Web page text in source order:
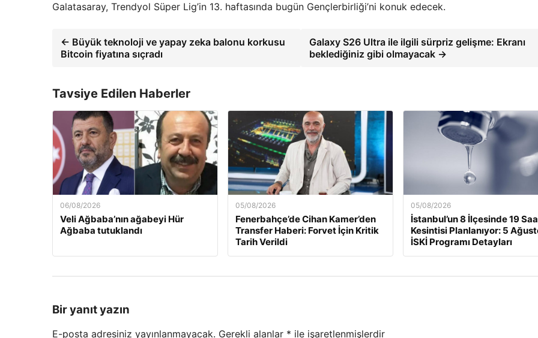
Galatasaray, Trendyol Süper Lig’in 13. haftasında bugün Gençlerbirliği’ni konuk edecek.
← Büyük teknoloji ve yapay zeka balonu korkusu
Bitcoin fiyatına sıçradı
Galaxy S26 Ultra ile ilgili sürpriz gelişme: Ekranı
beklediğiniz gibi olmayacak →
Tavsiye Edilen Haberler
06/08/2026
Veli Ağbaba’nın ağabeyi Hür
Ağbaba tutuklandı
05/08/2026
Fenerbahçe’de Cihan Kamer’den
Transfer Haberi: Forvet İçin Kritik
Tarih Verildi
05/08/2026
İstanbul’un 8 İlçesinde 19
Kesintisi Planlanıyor: 5
İSKİ Programı Detayları
Bir yanıt yazın
E-posta adresiniz yayınlanmayacak. Gerekli alanlar * ile işaretlenmişlerdir